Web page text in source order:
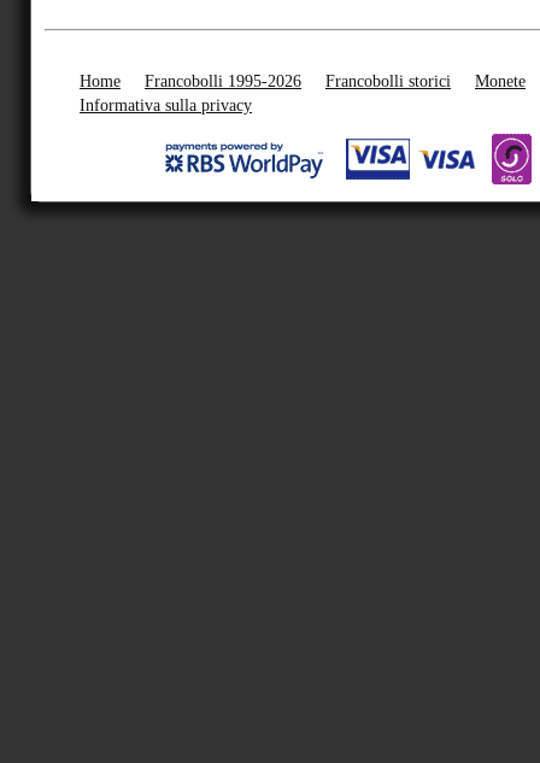
Home Francobolli 1995-2026 Francobolli storici
Monete
Informativa sulla privacy